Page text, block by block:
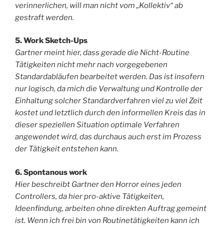
verinnerlichen, will man nicht vom „Kollektiv“ ab
gestraft werden.
5. Work Sketch-Ups
Gartner meint hier, dass gerade die Nicht-Routine
Tätigkeiten nicht mehr nach vorgegebenen
Standardabläufen bearbeitet werden. Das ist insofern
nur logisch, da mich die Verwaltung und Kontrolle der
Einhaltung solcher Standardverfahren viel zu viel Zeit
kostet und letztlich durch den informellen Kreis das in
dieser speziellen Situation optimale Verfahren
angewendet wird, das durchaus auch erst im Prozess
der Tätigkeit entstehen kann.
6. Spontanous work
Hier beschreibt Gartner den Horror eines jeden
Controllers, da hier pro-aktive Tätigkeiten,
Ideenfindung, arbeiten ohne direkten Auftrag gemeint
ist. Wenn ich frei bin von Routinetätigkeiten kann ich